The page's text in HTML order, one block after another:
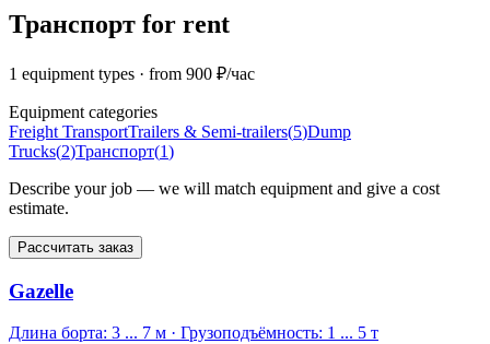
Транспорт for rent
1 equipment types · from 900 ₽/час
Equipment categories
Freight TransportTrailers & Semi-trailers(5)Dump
Trucks(2)Транспорт(1)
Describe your job — we will match equipment and give a cost
estimate.
Рассчитать заказ
Gazelle
Длина борта: 3 ... 7 м · Грузоподъёмность: 1 ... 5 т